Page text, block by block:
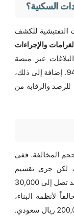
السكنية؟
التفتيشية للكشف
والإجراءات
عبر منصة
“بلدي”، إلى جانب الاتصال بالرقم الموحد 940. إضافة إلى ذلك،
والرقابة من
المخالفة. ففي
لكن جرى تقسيم
الوحدات داخله بشكل مخالف، فإن الغرامة قد تصل إلى 30,000
لأنظمة البناء،
فإن الغرامة ترتفع بشكل كبير لتصل إلى 200,000 ريال سعودي.